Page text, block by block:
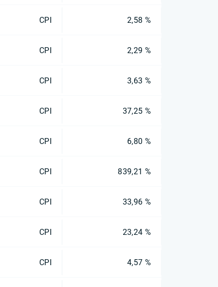
CPI 2,58 %
CPI 2,29 %
CPI 3,63 %
CPI 37,25 %
CPI 6,80 %
CPI 839,21 %
CPI 33,96 %
CPI 23,24 %
CPI 4,57 %